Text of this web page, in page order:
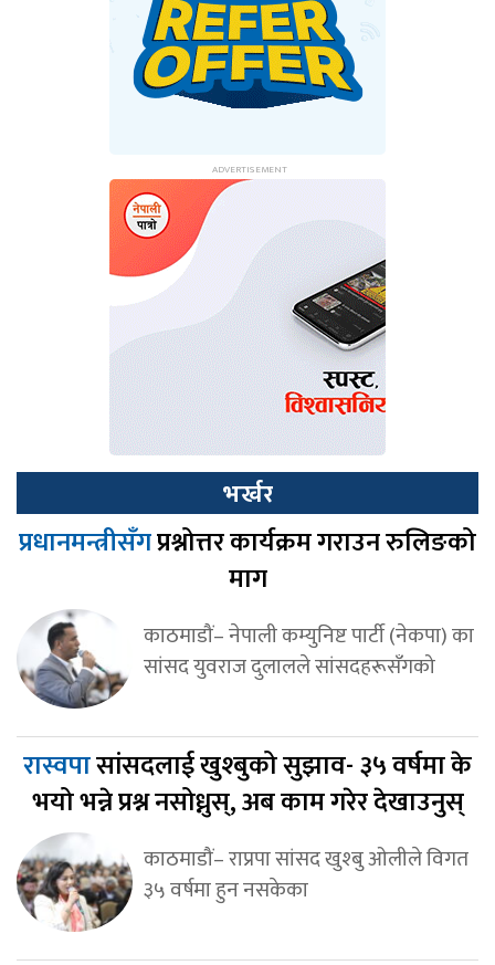
भर्खर
प्रधानमन्त्रीसँगप्रश्नोत्तर कार्यक्रम गराउन रुलिङको
माग
काठमाडौं– नेपाली कम्युनिष्ट पार्टी (नेकपा) का
सांसद युवराज दुलालले सांसदहरूसँगको
रास्वपासांसदलाई खुश्बुको सुझाव- ३५ वर्षमा के
भयो भन्ने प्रश्न नसोध्नुस्, अब काम गरेर देखाउनुस्
काठमाडौं– राप्रपा सांसद खुश्बु ओलीले विगत
३५ वर्षमा हुन नसकेका